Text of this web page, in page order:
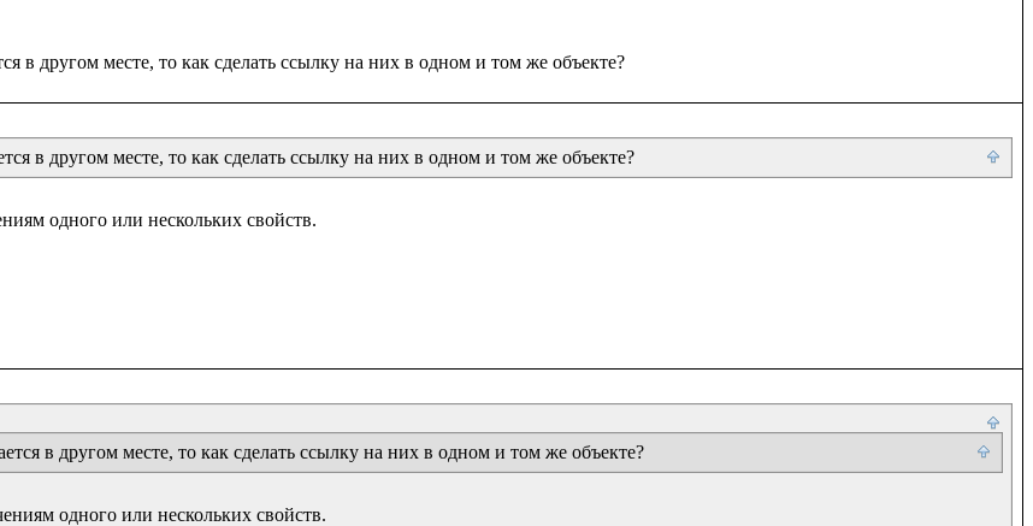
в другом месте, то как сделать ссылку на них в одном и том же объекте?
одного или нескольких свойств.
в другом месте, то как сделать ссылку на них в одном и том же объекте?
одного или нескольких свойств.